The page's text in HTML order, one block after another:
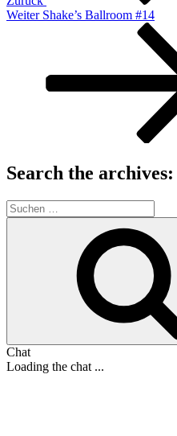
Nächster
Weiter Shake’s Ballroom #14
Search the archives:
Suche
nach:
Chat
Loading the chat ...